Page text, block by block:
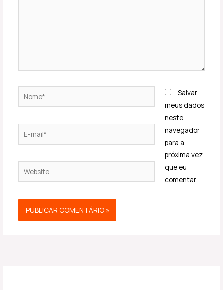
E-
mail*
Salvar
meus dados
neste
navegador
para a
próxima vez
que eu
comentar.